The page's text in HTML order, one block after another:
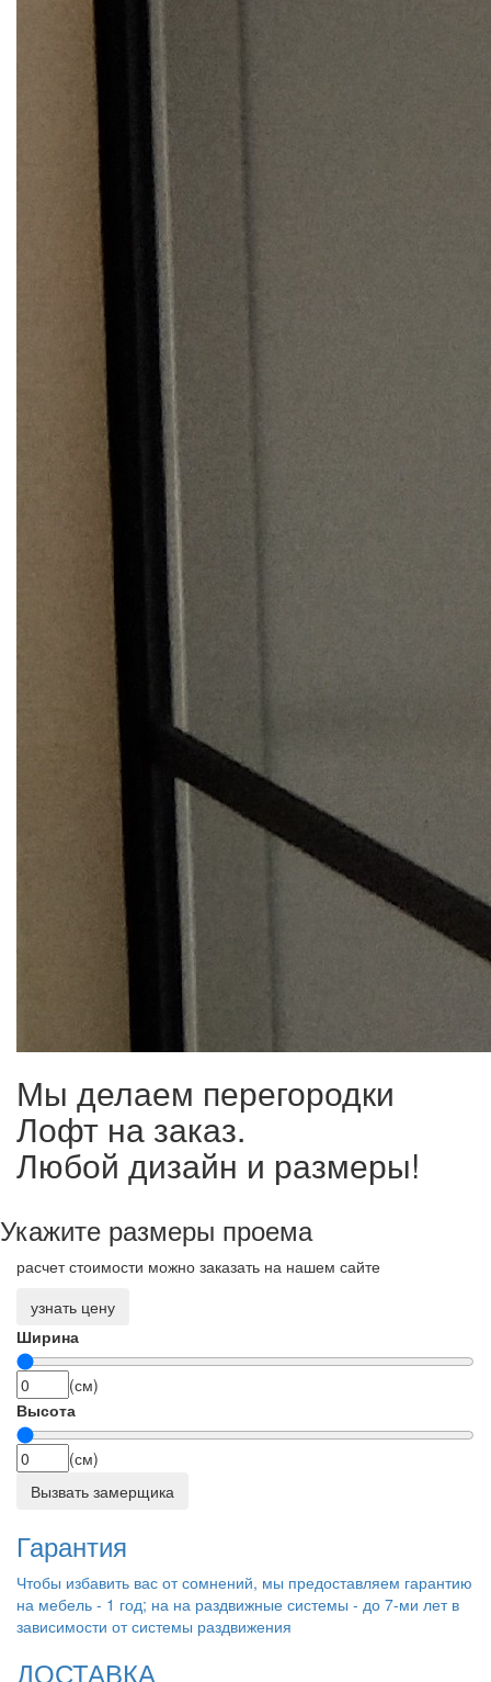
Мы делаем перегородки
Лофт на заказ.
Любой дизайн и размеры!
Укажите размеры проема
расчет стоимости можно заказать на нашем сайте
узнать цену
Ширина
(см)
Высота
(см)
Вызвать замерщика
Гарантия
Чтобы избавить вас от сомнений, мы предоставляем гарантию
на мебель - 1 год; на на раздвижные системы - до 7-ми лет в
зависимости от системы раздвижения
ДОСТАВКА